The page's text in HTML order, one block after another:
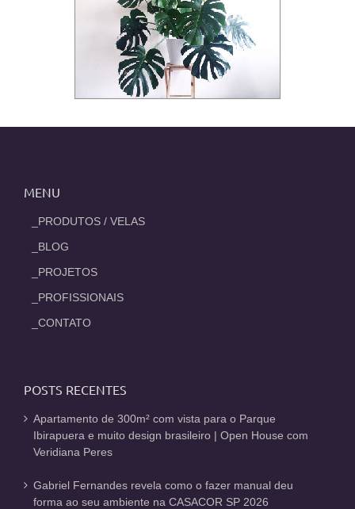
MENU
_PRODUTOS / VELAS
_BLOG
_PROJETOS
_PROFISSIONAIS
_CONTATO
POSTS RECENTES
Apartamento de 300m² com vista para o Parque
Ibirapuera e muito design brasileiro | Open House com
Veridiana Peres
Gabriel Fernandes revela como o fazer manual deu
forma ao seu ambiente na CASACOR SP 2026